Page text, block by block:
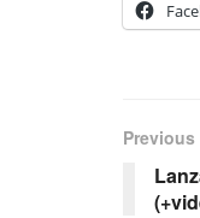
Previous